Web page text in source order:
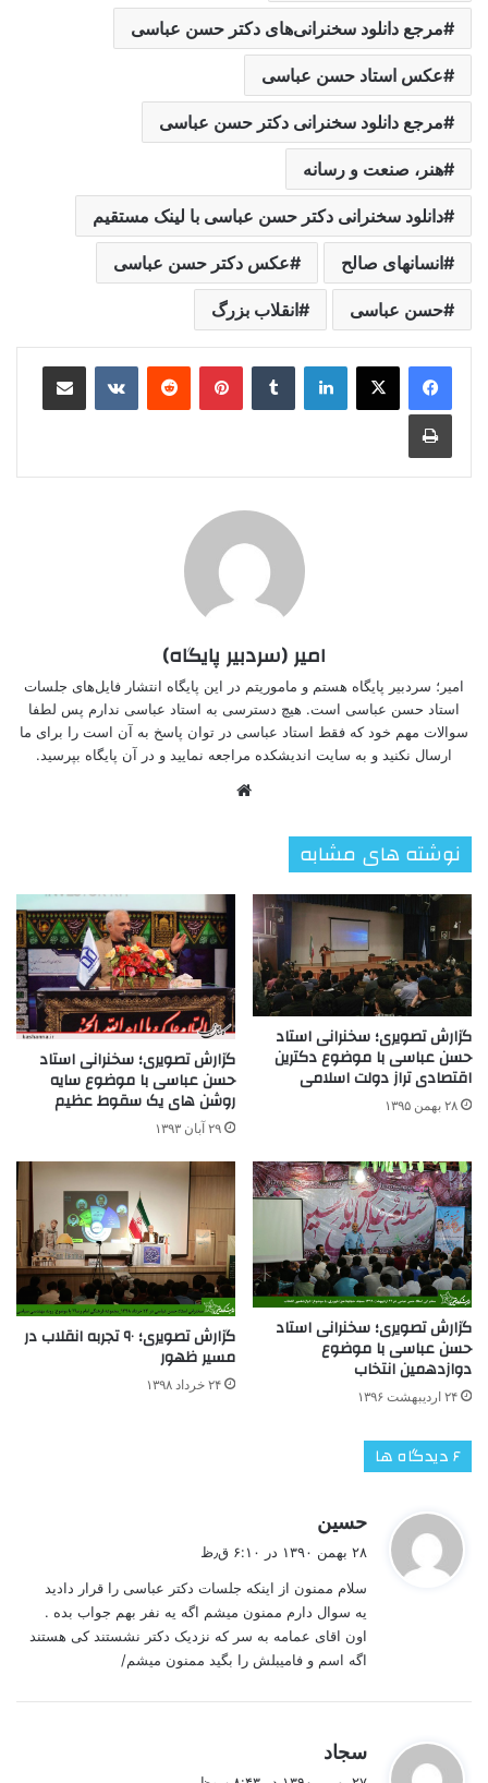
مرجع دانلود سخنرانی‌های دکتر حسن عباسی
عکس استاد حسن عباسی
مرجع دانلود سخنرانی دکتر حسن عباسی
هنر، صنعت و رسانه
دانلود سخنرانی دکتر حسن عباسی با لینک مستقیم
انسانهای صالح عکس دکتر حسن عباسی
حسن عباسی انقلاب بزرگ
لینکدین ‫تامبلر ‫پین‌ترست‫رددیت ‫VKontakteاشتراک گذاری از طریق ایمیل
چاپ
امیر (سردبیر پایگاه)
امیر؛ سردبیر پایگاه هستم و ماموریتم در این پایگاه انتشار فایل‌های جلسات
استاد حسن عباسی است. هیچ دسترسی به استاد عباسی ندارم پس لطفا
سوالات مهم خود که فقط استاد عباسی در توان پاسخ به آن است را برای ما
ارسال نکنید و به سایت اندیشکده مراجعه نمایید و در آن پایگاه بپرسید.
نوشته های مشابه
گزارش تصویری؛ سخنرانی استاد
حسن عباسی با موضوع دکترین
اقتصادی تراز دولت اسلامی
۲۸ بهمن ۱۳۹۵
گزارش تصویری؛ سخنرانی استاد
حسن عباسی با موضوع سایه
روشن های یک سقوط عظیم
۲۹ آبان ۱۳۹۳
گزارش تصویری؛ سخنرانی استاد
حسن عباسی با موضوع
دوازدهمین انتخاب
۲۴ اردیبهشت ۱۳۹۶
گزارش تصویری؛ ۹۰ تجربه انقلاب در
مسیر ظهور
۲۴ خرداد ۱۳۹۸
‫۶ دیدگاه ها
حسین
:
۲۸ بهمن ۱۳۹۰ در ۶:۱۰ ق٫ظ
سلام ممنون از اینکه جلسات دکتر عباسی را قرار دادید
یه سوال دارم ممنون میشم اگه یه نفر بهم جواب بده .
اون اقای عمامه به سر که نزدیک دکتر نشستند کی هستند
اگه اسم و فامیبلش را بگید ممنون میشم/
سجاد